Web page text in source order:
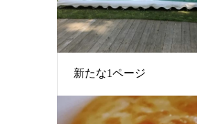
新たな1ページ